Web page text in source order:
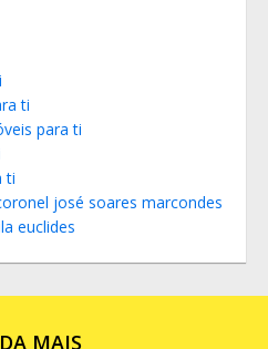
ti
para ti
ti
josé soares marcondes
euclides
MAIS